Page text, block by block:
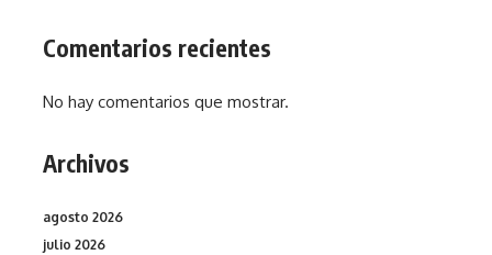
Comentarios recientes
No hay comentarios que mostrar.
Archivos
agosto 2026
julio 2026